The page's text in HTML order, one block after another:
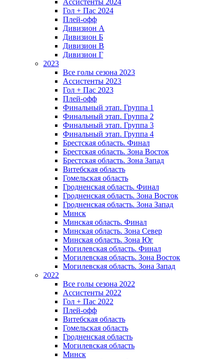
Ассистенты 2024
Гол + Пас 2024
Плей-офф
Дивизион A
Дивизион Б
Дивизион В
Дивизион Г
2023
Все голы сезона 2023
Ассистенты 2023
Гол + Пас 2023
Плей-офф
Финальный этап. Группа 1
Финальный этап. Группа 2
Финальный этап. Группа 3
Финальный этап. Группа 4
Брестская область. Финал
Брестская область. Зона Восток
Брестская область. Зона Запад
Витебская область
Гомельская область
Гродненская область. Финал
Гродненская область. Зона Восток
Гродненская область. Зона Запад
Минск
Минская область. Финал
Минская область. Зона Север
Минская область. Зона Юг
Могилевская область. Финал
Могилевская область. Зона Восток
Могилевская область. Зона Запад
2022
Все голы сезона 2022
Ассистенты 2022
Гол + Пас 2022
Плей-офф
Витебская область
Гомельская область
Гродненская область
Могилевская область
Минск